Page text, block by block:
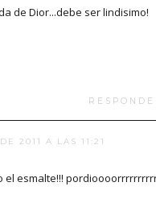
de Dior...debe ser lindisimo!
2011 A LAS 11:21
el esmalte!!!